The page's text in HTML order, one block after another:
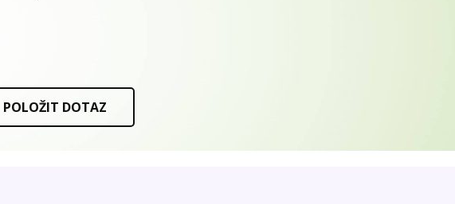
POLOŽIT DOTAZ